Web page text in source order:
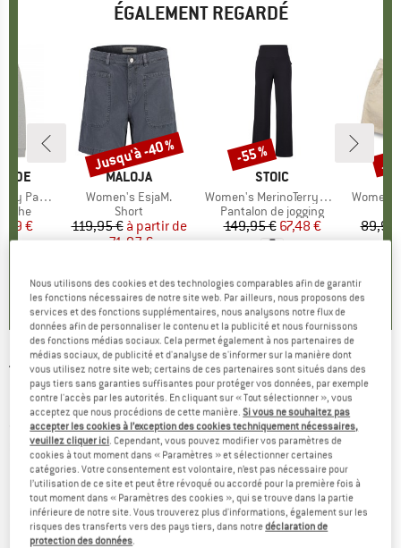
ÉGALEMENT REGARDÉ
Patch
réduit
€
MARQUE
MALOJA
Article
Women's EsjaM.
Product group
Short
Prix
119,95 € Prix réduit
à partir de
71,97 €
5,0(1)
Remise
Jusqu'à -40 %
MARQUE
STOIC
Article
Women's MerinoTerry250 BaraSt. Wide Pants
Product group
Pantalon de jogging
Prix
149,95 €Prix réduit
67,48 €
Remise
-55 %
Article
89,95
TRANQUILLO -Women's Jeansshorts aus
Bio-Denim - Short
(0)
Nous utilisons des cookies et des technologies comparables afin de garantir
les fonctions nécessaires de notre site web. Par ailleurs, nous proposons des
services et des fonctions supplémentaires, nous analysons notre flux de
données afin de personnaliser le contenu et la publicité et nous fournissons
des fonctions médias sociaux. Cela permet également à nos partenaires de
médias sociaux, de publicité et d'analyse de s'informer sur la manière dont
vous utilisez notre site web; certains de ces partenaires sont situés dans des
pays tiers sans garanties suffisantes pour protéger vos données, par exemple
contre l'accès par les autorités. En cliquant sur « Tout sélectionner », vous
acceptez que nous procédions de cette manière.Si vous ne souhaitez pas
accepter les cookies à l’exception des cookies techniquement nécessaires,
veuillez cliquer ici. Cependant, vous pouvez modifier vos paramètres de
cookies à tout moment dans « Paramètres » et sélectionner certaines
catégories. Votre consentement est volontaire, n’est pas nécessaire pour
l’utilisation de ce site et peut être révoqué ou accordé pour la première fois à
tout moment dans « Paramètres des cookies », qui se trouve dans la partie
inférieure de notre site. Vous trouverez plus d'informations, également sur les
risques des transferts vers des pays tiers, dans notredéclaration de
protection des données.